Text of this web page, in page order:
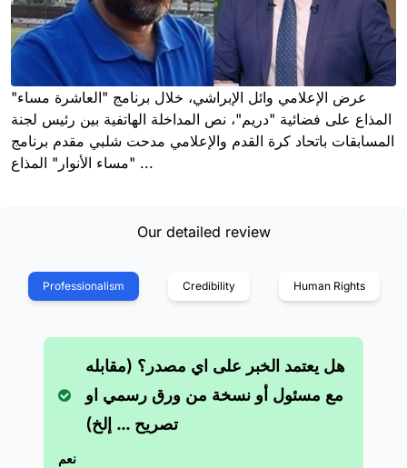
عرض الإعلامي وائل الإبراشي، خلال برنامج "العاشرة مساء"
المذاع على فضائية "دريم"، نص المداخلة الهاتفية بين رئيس لجنة
المسابقات باتحاد كرة القدم والإعلامي مدحت شلبي مقدم برنامج
"مساء الأنوار" المذاع ...
Our detailed review
Professionalism Credibility Human Rights
هل يعتمد الخبر على اي مصدر؟ (مقابله
مع مسئول أو نسخة من ورق رسمي او
تصريح ... إلخ)
نعم